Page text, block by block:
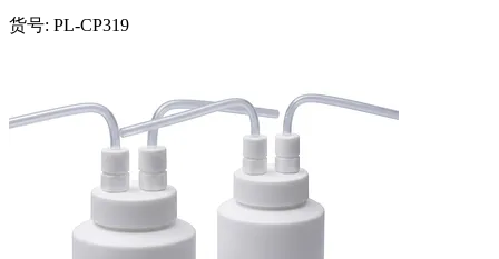
货号: PL-CP319